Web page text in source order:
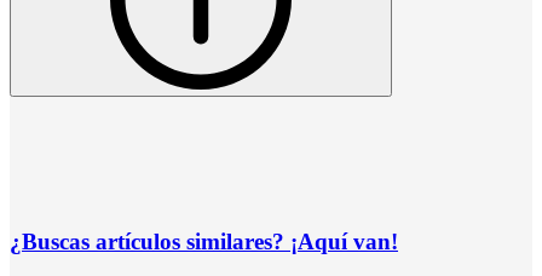
¿Buscas artículos similares? ¡Aquí van!